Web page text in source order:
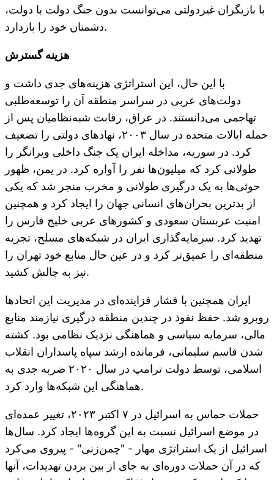
با بازیگران غیردولتی می‌توانست بدون جنگ دولت با دولت،
دشمنان خود را بازدارد.
هزینه گسترش
با این حال، این استراتژی هزینه‌های جدی داشت و
دولت‌های عربی در سراسر منطقه آن را توسعه‌طلبی
تهاجمی می‌دانستند. در عراق، رقابت شبه‌نظامیان پس از
حمله ایالات متحده در سال ۲۰۰۳، نهادهای دولتی را تضعیف
کرد. در سوریه، مداخله ایران یک جنگ داخلی ویرانگر را
طولانی کرد که میلیون‌ها نفر را آواره کرد. در یمن، ظهور
حوثی‌ها به یک درگیری طولانی و مخرب منجر شد که یکی
از بدترین بحران‌های انسانی جهان را ایجاد کرد و همچنین
امنیت عربستان سعودی و کشورهای عربی خلیج فارس را
تهدید کرد. سرمایه‌گذاری ایران در شبکه‌های مسلح، تجزیه
منطقه‌ای را عمیق‌تر کرد و در عین حال منابع خود تهران را
نیز به چالش کشید.
ایران همچنین با فشار فزاینده‌ای در مدیریت این اتحادها
روبرو شد. حفظ نفوذ در چندین منطقه درگیری نیازمند منابع
مالی، سرمایه سیاسی و هماهنگی نزدیک نظامی بود. کشته
شدن قاسم سلیمانی، فرمانده ارشد سپاه پاسداران انقلاب
اسلامی، توسط دولت ترامپ در سال ۲۰۲۰ ضربه جدی به
هماهنگی این شبکه‌ها وارد کرد.
حملات حماس به اسرائیل در ۷ اکتبر ۲۰۲۳، تغییر عمده‌ای
در موضع اسرائیل نسبت به این گروه‌ها ایجاد کرد. سال‌ها
اسرائیل از یک استراتژی مهار - "چمن‌زنی" - پیروی می‌کرد
که در آن حملات دوره‌ای به جای از بین بردن تهدیدات، آنها